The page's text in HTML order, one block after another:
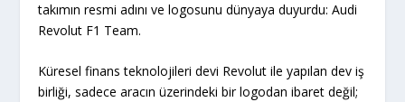
takımın resmi adını ve logosunu dünyaya duyurdu:Audi
Revolut F1 Team.
Küresel finans teknolojileri devi Revolut ile yapılan dev iş
birliği, sadece aracın üzerindeki bir logodan ibaret değil;